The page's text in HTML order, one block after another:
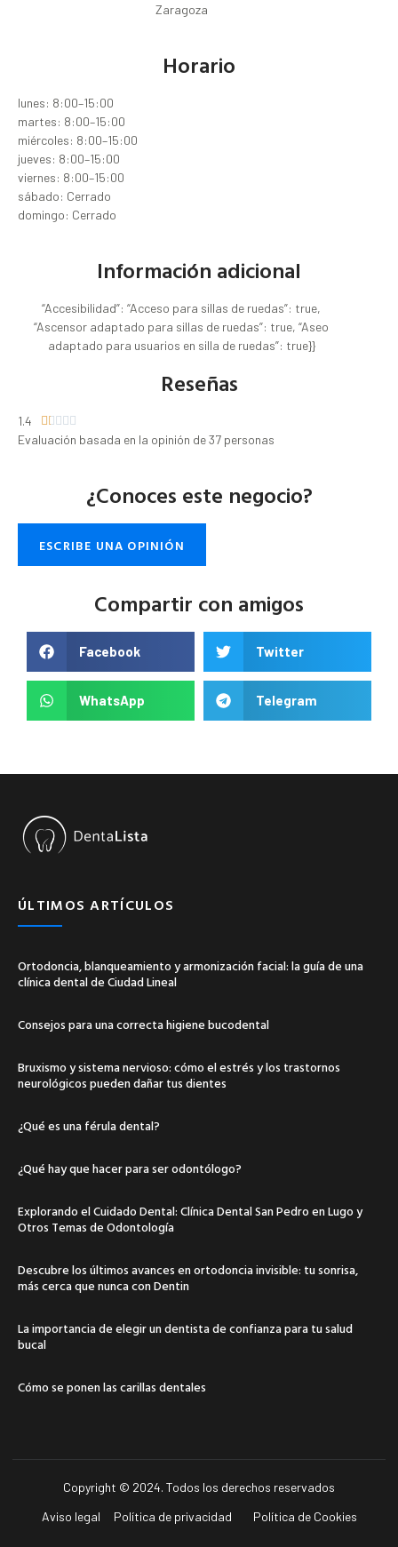
Zaragoza
Horario
lunes: 8:00–15:00
martes: 8:00–15:00
miércoles: 8:00–15:00
jueves: 8:00–15:00
viernes: 8:00–15:00
sábado: Cerrado
domingo: Cerrado
Información adicional
“Accesibilidad”: “Acceso para sillas de ruedas”: true,
“Ascensor adaptado para sillas de ruedas”: true, “Aseo
adaptado para usuarios en silla de ruedas”: true}}
Reseñas
1.4     
Evaluación basada en la opinión de 37 personas
¿Conoces este negocio?
ESCRIBE UNA OPINIÓN
Compartir con amigos
Facebook Twitter
WhatsApp Telegram
ÚLTIMOS ARTÍCULOS
Ortodoncia, blanqueamiento y armonización facial: la guía de una
clínica dental de Ciudad Lineal
Consejos para una correcta higiene bucodental
Bruxismo y sistema nervioso: cómo el estrés y los trastornos
neurológicos pueden dañar tus dientes
¿Qué es una férula dental?
¿Qué hay que hacer para ser odontólogo?
Explorando el Cuidado Dental: Clínica Dental San Pedro en Lugo y
Otros Temas de Odontología
Descubre los últimos avances en ortodoncia invisible: tu sonrisa,
más cerca que nunca con Dentin
La importancia de elegir un dentista de confianza para tu salud
bucal
Cómo se ponen las carillas dentales
Copyright © 2024. Todos los derechos reservados
Aviso legal
Política de privacidad Política de Cookies